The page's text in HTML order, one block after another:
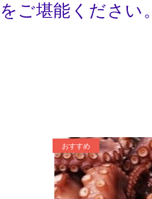
をご堪能ください。